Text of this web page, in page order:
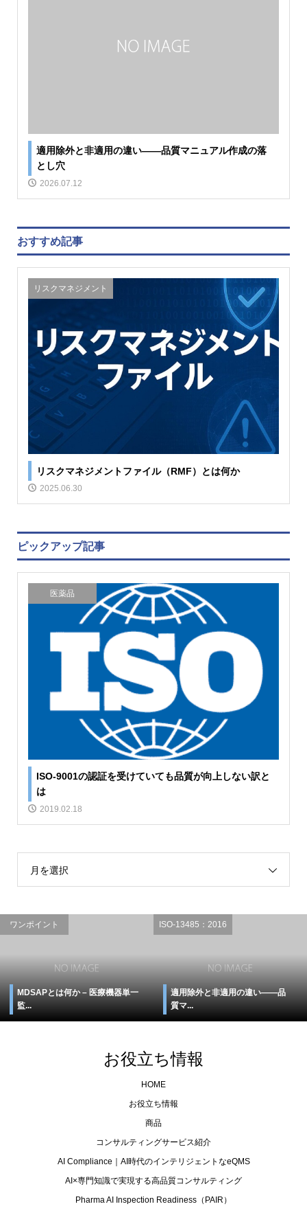
適用除外と非適用の違い――品質マニュアル作成の落
とし穴
2026.07.12
おすすめ記事
リスクマネジメント
リスクマネジメントファイル（RMF）とは何か
2025.06.30
ピックアップ記事
医薬品
ISO-9001の認証を受けていても品質が向上しない訳と
は
2019.02.18
月を選択
ワンポイント
MDSAPとは何か – 医療機器単一
監...
ISO-13485：2016
適用除外と非適用の違い――品
質マ...
お役立ち情報
HOME
お役立ち情報
商品
コンサルティングサービス紹介
AI Compliance｜AI時代のインテリジェントなeQMS
AI×専門知識で実現する高品質コンサルティング
Pharma AI Inspection Readiness（PAIR）